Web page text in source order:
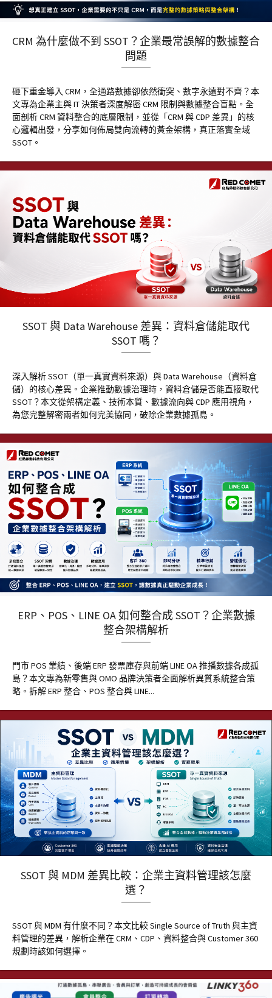
CRM 為什麼做不到 SSOT？企業最常誤解的數據整合
問題
砸下重金導入 CRM，全通路數據卻依然衝突、數字永遠對不齊？本
文專為企業主與 IT 決策者深度解密 CRM 限制與數據整合盲點。全
面剖析 CRM 資料整合的底層限制，並從「CRM 與 CDP 差異」的核
心邏輯出發，分享如何佈局雙向流轉的黃金架構，真正落實全域
SSOT。
SSOT 與 Data Warehouse 差異：資料倉儲能取代
SSOT 嗎？
深入解析 SSOT（單一真實資料來源）與 Data Warehouse（資料倉
儲）的核心差異。企業推動數據治理時，資料倉儲是否能直接取代
SSOT？本文從架構定義、技術本質、數據流向與 CDP 應用視角，
為您完整解密兩者如何完美協同，破除企業數據孤島。
ERP、POS、LINE OA 如何整合成 SSOT？企業數據
整合架構解析
門市 POS 業績、後端 ERP 發票庫存與前端 LINE OA 推播數據各成孤
島？本文專為新零售與 OMO 品牌決策者全面解析異質系統整合策
略。拆解 ERP 整合、POS 整合與 LINE...
SSOT 與 MDM 差異比較：企業主資料管理該怎麼
選？
SSOT 與 MDM 有什麼不同？本文比較 Single Source of Truth 與主資
料管理的差異，解析企業在 CRM、CDP、資料整合與 Customer 360
規劃時該如何選擇。